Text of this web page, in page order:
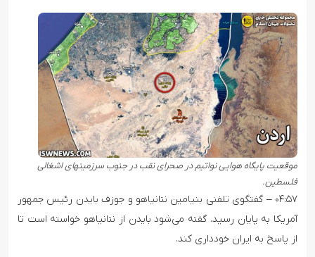
موقعیت پایگاه هوایی نواتیم در صحرای نقب در جنوب سرزمینهای اشغالی
فلسطین.
۰۴:۵۷ – گفتگوی تلفنی بنیامین نتانیاهو و جوزف بایدن رئیس جمهور
آمریکا به پایان رسید. گفته می‌شود بایدن از نتانیاهو خواسته است تا
از پاسخ به ایران خودداری کند.